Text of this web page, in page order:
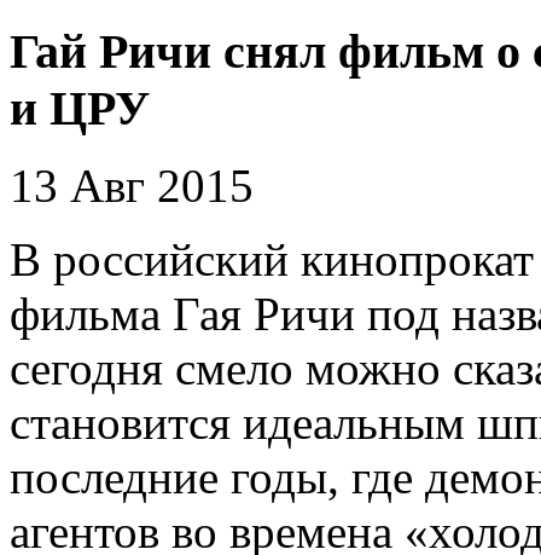
Гай Ричи снял фильм о
и ЦРУ
13 Авг 2015
В российский
фильма Гая Ричи под
сегодня смело можно
становится идеальным
последние годы, где
агентов во времена